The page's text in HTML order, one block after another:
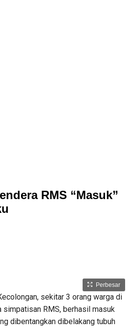
RMS “Masuk”
Perbesar
sekitar 3 orang warga di
simpatisan RMS, berhasil masuk
dibentangkan dibelakang tubuh